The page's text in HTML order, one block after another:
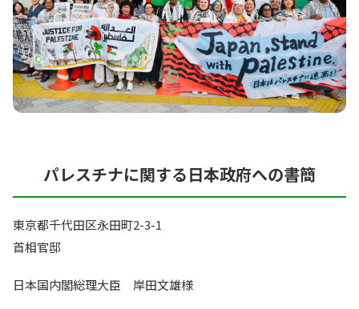
パレスチナに関する日本政府への書簡
東京都千代田区永田町2-3-1
首相官邸
日本国内閣総理大臣 岸田文雄様